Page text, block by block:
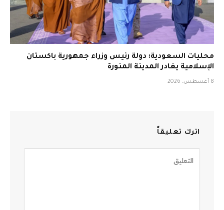
محليات السعودية: دولة رئيس وزراء جمهورية باكستان
الإسلامية يغادر المدينة المنورة
8 أغسطس، 2026
اترك تعليقاً